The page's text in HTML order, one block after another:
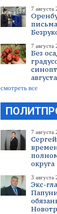
7 августа
7 августа
Без
августа
смотреть все
7 августа
округа
3 августа
Экс-